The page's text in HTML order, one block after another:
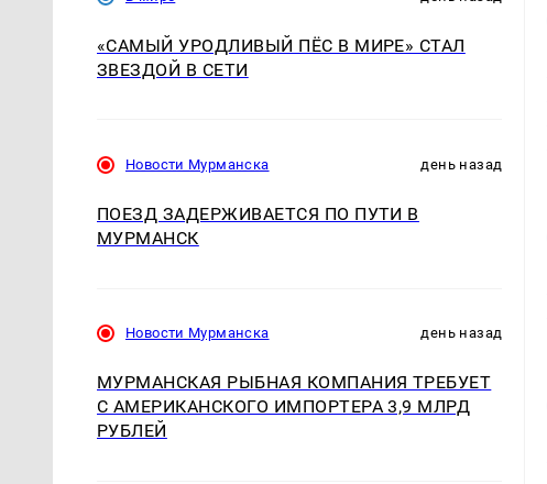
«САМЫЙ УРОДЛИВЫЙ ПЁС В МИРЕ» СТАЛ
ЗВЕЗДОЙ В СЕТИ
Новости Мурманска день назад
ПОЕЗД ЗАДЕРЖИВАЕТСЯ ПО ПУТИ В
МУРМАНСК
Новости Мурманска день назад
МУРМАНСКАЯ РЫБНАЯ КОМПАНИЯ ТРЕБУЕТ
С АМЕРИКАНСКОГО ИМПОРТЕРА 3,9 МЛРД
РУБЛЕЙ